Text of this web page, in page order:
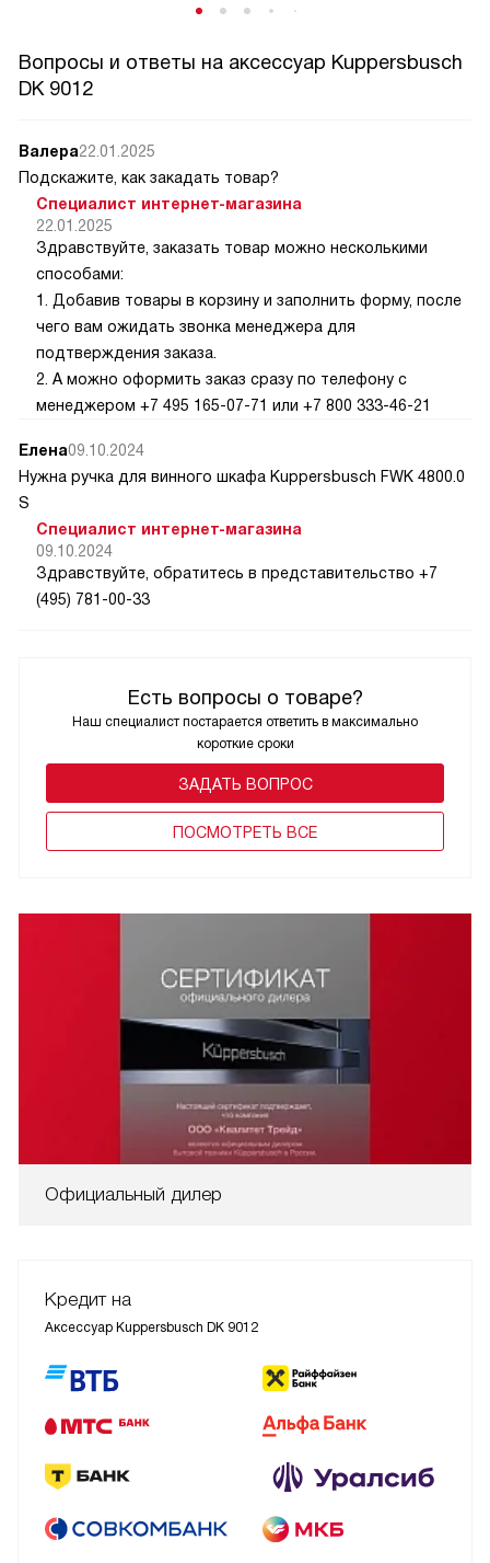
Вопросы и ответы на аксессуар Kuppersbusch
DK 9012
Есть вопросы о товаре?
Наш специалист постарается ответить в максимально
короткие сроки
ЗАДАТЬ ВОПРОС
ПОCМОТРЕТЬ ВСЕ
Валера22.01.2025
Подскажите, как закадать товар?
Специалист интернет-магазина
22.01.2025
Здравствуйте, заказать товар можно несколькими
способами:
1. Добавив товары в корзину и заполнить форму, после
чего вам ожидать звонка менеджера для
подтверждения заказа.
2. А можно оформить заказ сразу по телефону с
менеджером +7 495 165-07-71 или +7 800 333-46-21
Елена09.10.2024
Нужна ручка для винного шкафа Kuppersbusch FWK 4800.0
S
Специалист интернет-магазина
09.10.2024
Здравствуйте, обратитесь в представительство +7
(495) 781-00-33
Официальный дилер
Кредит на
Аксессуар Kuppersbusch DK 9012